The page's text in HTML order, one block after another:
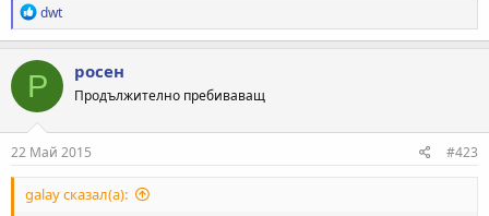
Р
е
а
к
ц
и
:
dwt
Р росен
Продължително пребиваващ
22 Май 2015 #423
galay сказал(а):